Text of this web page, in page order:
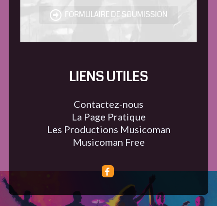
FORMULAIRE DE SOUMISSION
LIENS UTILES
Contactez-nous
La Page Pratique
Les Productions Musicoman
Musicoman Free